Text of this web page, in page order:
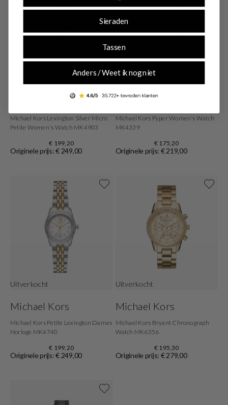
Michael Kors Lexington Silver Micro
Petite Women's Watch MK4903
€ 199,20
Originele prijs: € 249,00
Uitverkocht
Michael Kors
Michael Kors Pyper Women's Watch
MK4339
€ 175,20
Originele prijs: € 219,00
Uitverkocht
Michael Kors
Michael Kors Petite Lexington Dames
Horloge MK4740
€ 199,20
Originele prijs: € 249,00
Uitverkocht
Michael Kors
Michael Kors Bryant Chronograph
Watch MK6356
€ 195,30
Originele prijs: € 279,00
Sieraden
Tassen
Anders / Weet ik nog niet